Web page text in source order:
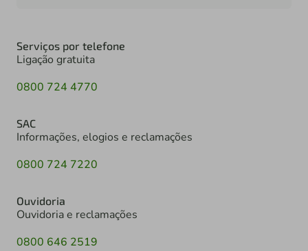
Serviços por telefone
Ligação gratuita
0800 724 4770
SAC
Informações, elogios e reclamações
0800 724 7220
Ouvidoria
Ouvidoria e reclamações
0800 646 2519